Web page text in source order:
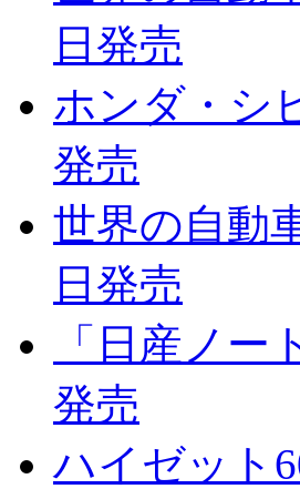
日発売
ホンダ・シ
発売
世界の自動
日発売
「日産ノ
発売
ハイゼット